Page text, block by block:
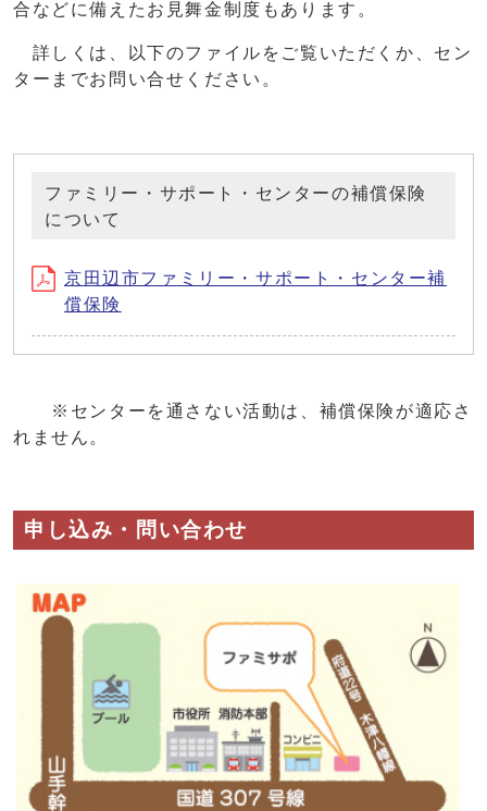
合などに備えたお見舞金制度もあります。
詳しくは、以下のファイルをご覧いただくか、セン
ターまでお問い合せください。
ファミリー・サポート・センターの補償保険
について
京田辺市ファミリー・サポート・センター補
償保険
※センターを通さない活動は、補償保険が適応さ
れません。
申し込み・問い合わせ